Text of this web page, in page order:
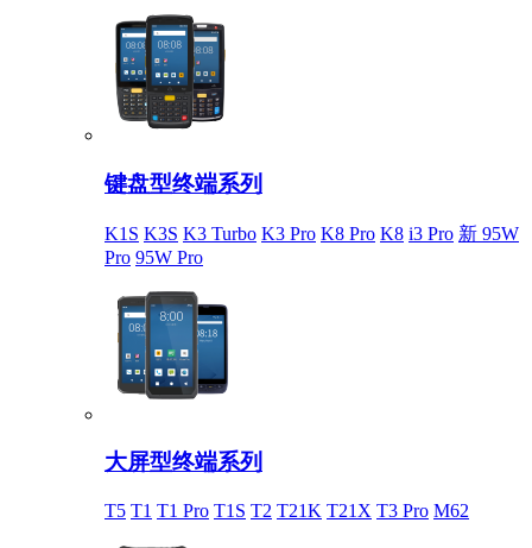
键盘型终端系列
K1S K3S K3 Turbo K3 Pro K8 Pro K8 i3 Pro 新 95W
Pro 95W Pro
大屏型终端系列
T5 T1 T1 Pro T1S T2 T21K T21X T3 Pro M62